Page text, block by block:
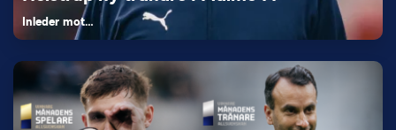
Inleder mot…